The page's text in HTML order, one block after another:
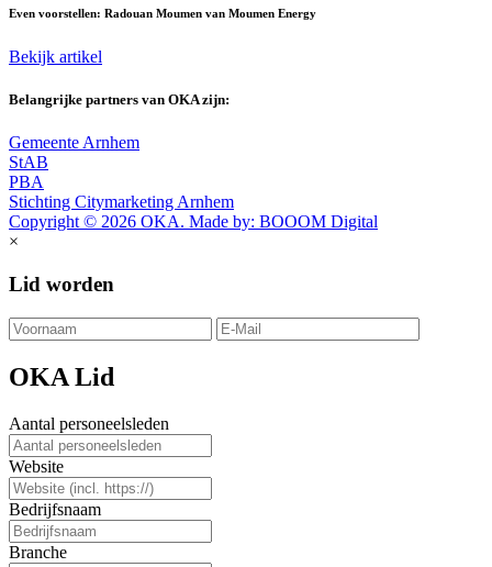
Even voorstellen: Radouan Moumen van Moumen Energy
Bekijk artikel
Belangrijke partners van OKA zijn:
Gemeente Arnhem
StAB
PBA
Stichting Citymarketing Arnhem
Copyright © 2026 OKA. Made by: BOOOM Digital
×
Lid worden
OKA Lid
Aantal personeelsleden
Website
Bedrijfsnaam
Branche